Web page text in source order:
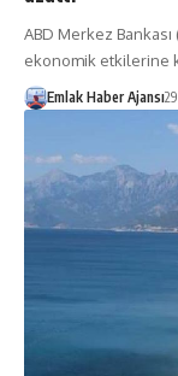
ABD Merkez
ekonomik etkilerine
Emlak Haber Ajansı